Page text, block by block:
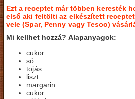
Ezt a receptet már többen keresték
első aki feltölti az elkészített
vele (Spar, Penny vagy Tesco)
Mi kellhet hozzá? Alapanyagok:
cukor
só
tojás
liszt
margarin
cukor